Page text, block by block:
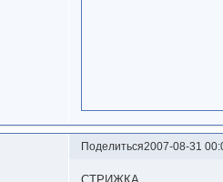
Поделиться2007-08-31